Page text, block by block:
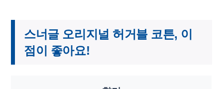
스너글 오리지널 허거블 코튼, 이
점이 좋아요!